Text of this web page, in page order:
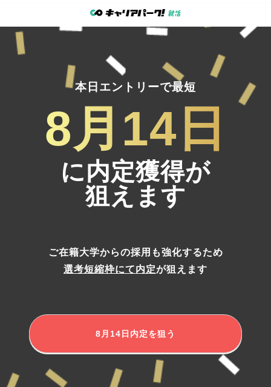
本日エントリーで最短
8月14日
に内定獲得が
狙えます
ご在籍大学からの採用も強化するため
選考短縮枠にて内定が狙えます
8月14日 内定を狙う